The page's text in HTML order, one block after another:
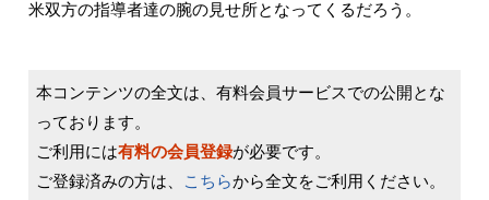
米双方の指導者達の腕の見せ所となってくるだろう。
本コンテンツの全文は、有料会員サービスでの公開とな
っております。
ご利用には有料の会員登録が必要です。
ご登録済みの方は、
こちらから全文をご利用ください。